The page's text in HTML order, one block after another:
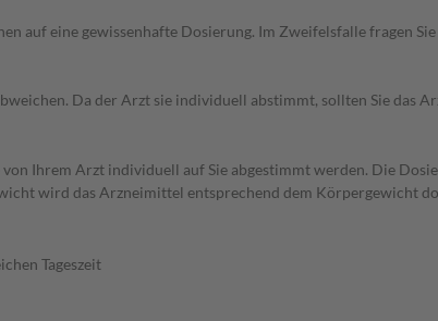
auf eine gewissenhafte Dosierung. Im Zweifelsfalle fragen
Da der Arzt sie individuell abstimmt, sollten Sie das
Ihrem Arzt individuell auf Sie abgestimmt werden. Die
wird das Arzneimittel entsprechend dem Körpergewicht
Tageszeit